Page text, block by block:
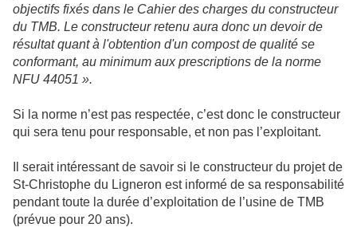
objectifs fixés dans le Cahier des charges du constructeur
du TMB. Le constructeur retenu aura donc un devoir de
résultat quant à l'obtention d'un compost de qualité se
conformant, au minimum aux prescriptions de la norme
NFU 44051 ».
Si la norme n’est pas respectée, c’est donc le constructeur
qui sera tenu pour responsable, et non pas l’exploitant.
Il serait intéressant de savoir si le constructeur du projet de
St-Christophe du Ligneron est informé de sa responsabilité
pendant toute la durée d’exploitation de l’usine de TMB
(prévue pour 20 ans).